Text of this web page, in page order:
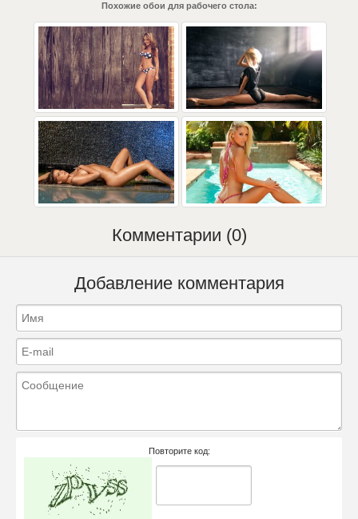
Похожие обои для рабочего стола:
Комментарии (0)
Добавление комментария
Повторите код: